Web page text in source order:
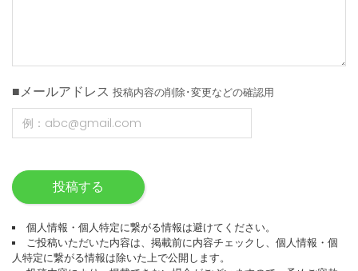
■メールアドレス 投稿内容の削除･変更などの確認用
投稿する
個人情報・個人特定に繋がる情報は避けてください。
ご投稿いただいた内容は、掲載前に内容チェックし、個人情報・個
人特定に繋がる情報は除いた上で公開します。